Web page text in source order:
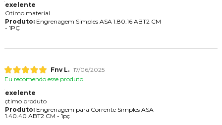
exelente
Otimo material
Produto:Engrenagem Simples ASA 1.80.16 ABT2 CM
- 1PÇ
Fnv L. 17/06/2025
Eu recomendo esse produto.
exelente
çtimo produto
Produto:Engrenagem para Corrente Simples ASA
1.40.40 ABT2 CM - 1pç